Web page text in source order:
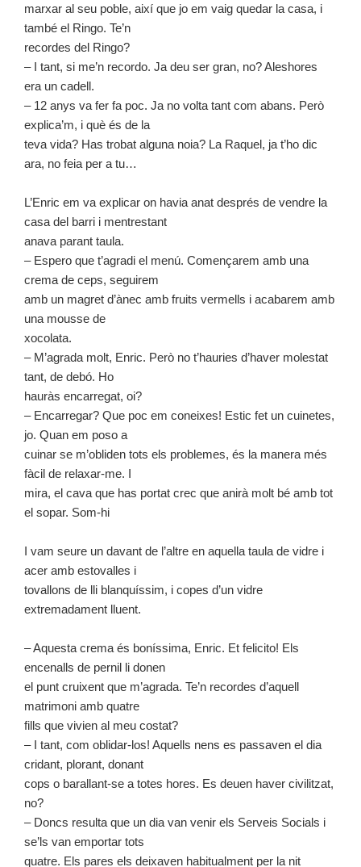
marxar al seu poble, així que jo em vaig quedar la casa, i
també el Ringo. Te’n
recordes del Ringo?
– I tant, si me’n recordo. Ja deu ser gran, no? Aleshores
era un cadell.
– 12 anys va fer fa poc. Ja no volta tant com abans. Però
explica’m, i què és de la
teva vida? Has trobat alguna noia? La Raquel, ja t’ho dic
ara, no feia per a tu…
L’Enric em va explicar on havia anat després de vendre la
casa del barri i mentrestant
anava parant taula.
– Espero que t’agradi el menú. Començarem amb una
crema de ceps, seguirem
amb un magret d’ànec amb fruits vermells i acabarem amb
una mousse de
xocolata.
– M’agrada molt, Enric. Però no t’hauries d’haver molestat
tant, de debó. Ho
hauràs encarregat, oi?
– Encarregar? Que poc em coneixes! Estic fet un cuinetes,
jo. Quan em poso a
cuinar se m’obliden tots els problemes, és la manera més
fàcil de relaxar-me. I
mira, el cava que has portat crec que anirà molt bé amb tot
el sopar. Som-hi
I vam seure un davant de l’altre en aquella taula de vidre i
acer amb estovalles i
tovallons de lli blanquíssim, i copes d’un vidre
extremadament lluent.
– Aquesta crema és boníssima, Enric. Et felicito! Els
encenalls de pernil li donen
el punt cruixent que m’agrada. Te’n recordes d’aquell
matrimoni amb quatre
fills que vivien al meu costat?
– I tant, com oblidar-los! Aquells nens es passaven el dia
cridant, plorant, donant
cops o barallant-se a totes hores. Es deuen haver civilitzat,
no?
– Doncs resulta que un dia van venir els Serveis Socials i
se’ls van emportar tots
quatre. Els pares els deixaven habitualment per la nit